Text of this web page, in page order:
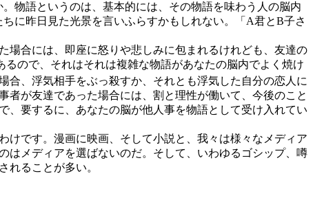
物語というのは、基本的には、その物語を味わう人の脳内
に昨日見た光景を言いふらすかもしれない。「A君とB子さ
合には、即座に怒りや悲しみに包まれるけれども、友達の
るので、それはそれは複雑な物語があなたの脳内でよく焼け
合、浮気相手をぶっ殺すか、それとも浮気した自分の恋人に
が友達であった場合には、割と理性が働いて、今後のこと
、要するに、あなたの脳が他人事を物語として受け入れてい
です。漫画に映画、そして小説と、我々は様々なメディア
はメディアを選ばないのだ。そして、いわゆるゴシップ、噂
れることが多い。